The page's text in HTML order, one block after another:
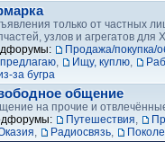
только от частных
узлов и агрегатов для
Продажа/покупка/
, Ищу, куплю,
за бугра
общение
на прочие и
Путешествия,
, Радиосвязь,